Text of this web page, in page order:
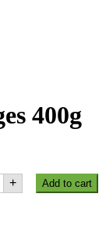
400g
+ Add to cart